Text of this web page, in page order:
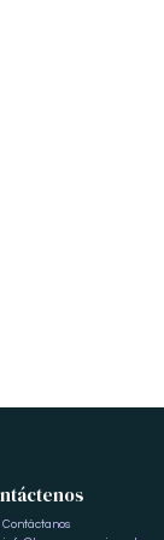
Contáctanos